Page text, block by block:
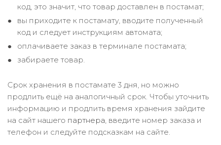
код, это значит, что товар доставлен в постамат;
вы приходите к постамату, вводите полученный
код и следует инструкциям автомата;
оплачиваете заказ в терминале постамата;
забираете товар.
Срок хранения в постамате 3 дня, но можно
продлить ещё на аналогичный срок. Чтобы уточнить
информацию и продлить время хранения зайдите
на сайт нашего партнера, введите номер заказа и
телефон и следуйте подсказкам на сайте.